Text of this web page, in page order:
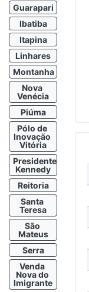
Guarapari
Ibatiba
Itapina
Linhares
Montanha
Nova
Venécia
Piúma
Pólo de
Inovação
Vitória
Presidente
Kennedy
Reitoria
Santa
Teresa
São
Mateus
Serra
Venda
Nova do
Imigrante